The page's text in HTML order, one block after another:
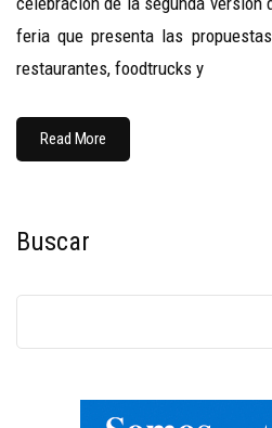
feria que presenta las
restaurantes, foodtrucks y
Read More
Buscar